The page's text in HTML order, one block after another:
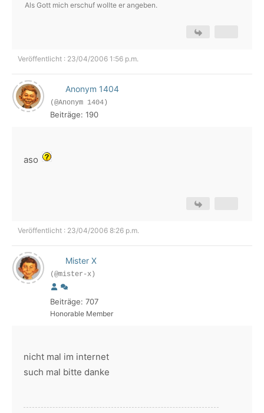
Als Gott mich erschuf wollte er angeben.
Veröffentlicht : 23/04/2006 1:56 p.m.
Anonym 1404
(@Anonym 1404)
Beiträge: 190
aso
Veröffentlicht : 23/04/2006 8:26 p.m.
Mister X
(@mister-x)
Beiträge: 707
Honorable Member
nicht mal im internet
such mal bitte danke